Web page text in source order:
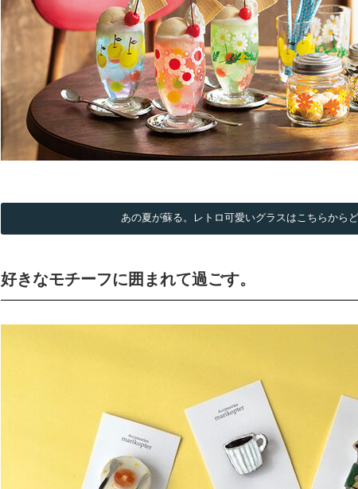
あの夏が蘇る。レトロ可愛いグラスはこちらからど
好きなモチーフに囲まれて過ごす。